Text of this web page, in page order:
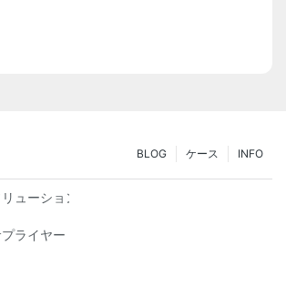
INFO
ケース
BLOG
ューションの未来：トレンドとイノベーション
ライヤー：適切なパートナーを選ぶための重要